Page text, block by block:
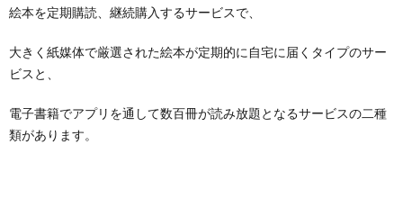
絵本を定期購読、継続購入するサービスで、
大きく紙媒体で厳選された絵本が定期的に自宅に届くタイプのサー
ビスと、
電子書籍でアプリを通して数百冊が読み放題となるサービスの二種
類があります。